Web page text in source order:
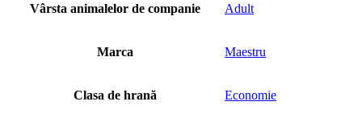
Vârsta animalelor de companie Adult
Marca Maestru
Clasa de hrană Economie